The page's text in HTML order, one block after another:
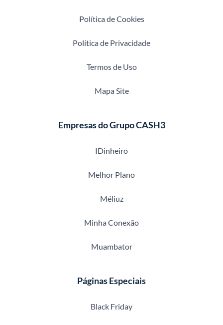
Política de Cookies
Política de Privacidade
Termos de Uso
Mapa Site
Empresas do Grupo CASH3
IDinheiro
Melhor Plano
Méliuz
Minha Conexão
Muambator
Páginas Especiais
Black Friday